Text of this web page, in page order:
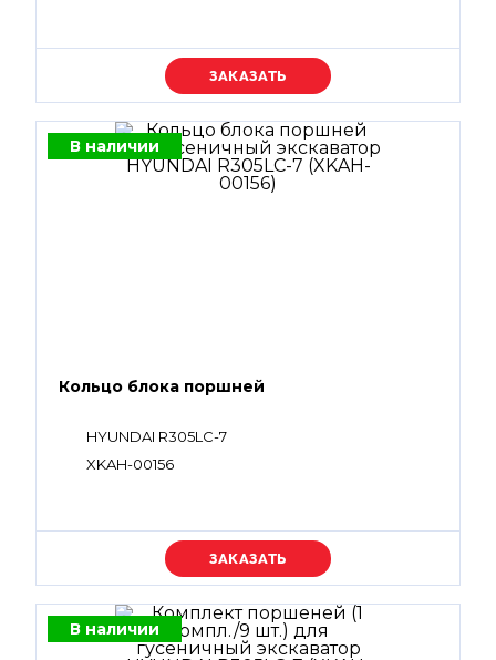
Уточняйте цену
В наличии
Кольцо блока поршней
HYUNDAI R305LC-7
XKAH-00156
Уточняйте цену
В наличии